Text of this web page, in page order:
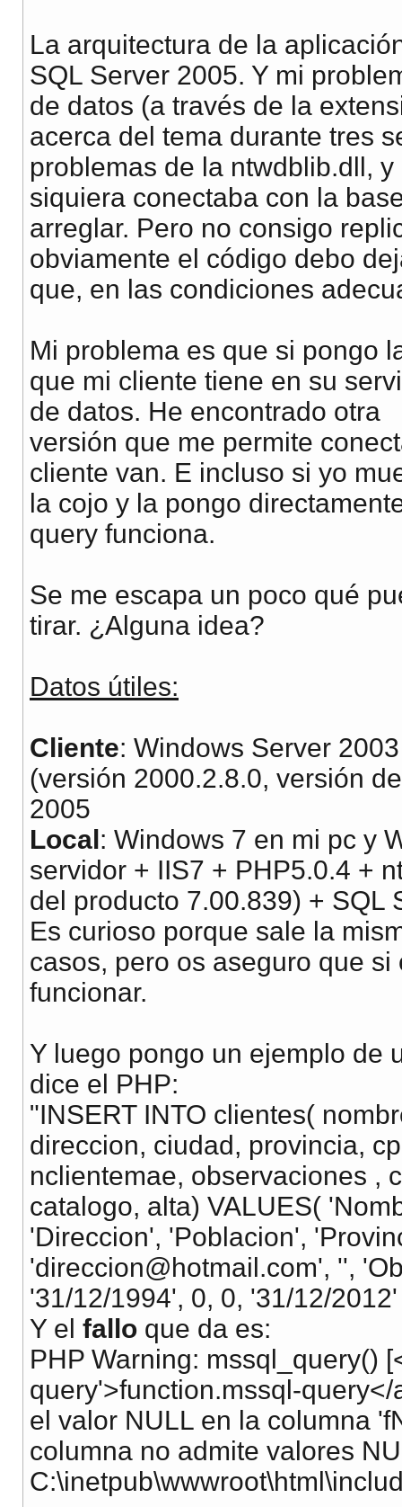
La arquitectura de la
SQL Server 2005. Y mi
de datos (a través de la
acerca del tema durante tres
problemas de la ntwdblib.dll,
siquiera conectaba con la
arreglar. Pero no consigo
obviamente el código debo
que, en las condiciones
Mi problema es que si pongo
que mi cliente tiene en su
de datos. He encontrado otra
versión que me permite
cliente van. E incluso si yo
la cojo y la pongo
query funciona.
Se me escapa un poco qué
tirar. ¿Alguna idea?
Datos útiles:
Cliente: Windows Server
(versión 2000.2.8.0, versión
2005
Local : Windows 7 en mi pc y
servidor + IIS7 + PHP5.0.4 +
del producto 7.00.839) + SQL
Es curioso porque sale la
casos, pero os aseguro que
funcionar.
Y luego pongo un ejemplo de
dice el PHP:
"INSERT INTO clientes(
direccion, ciudad, provincia,
nclientemae, observaciones ,
catalogo, alta) VALUES(
'Direccion', 'Poblacion',
'direccion@hotmail.com', '',
'31/12/1994', 0, 0, '31/12/
Y el fallo que da es:
PHP Warning: mssql_query()
query'>function.mssql-
el valor NULL en la columna
columna no admite valores